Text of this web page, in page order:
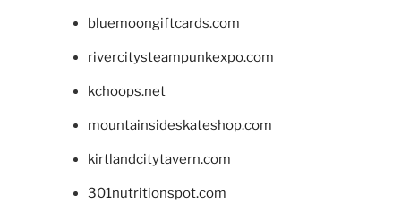
bluemoongiftcards.com
rivercitysteampunkexpo.com
kchoops.net
mountainsideskateshop.com
kirtlandcitytavern.com
301nutritionspot.com